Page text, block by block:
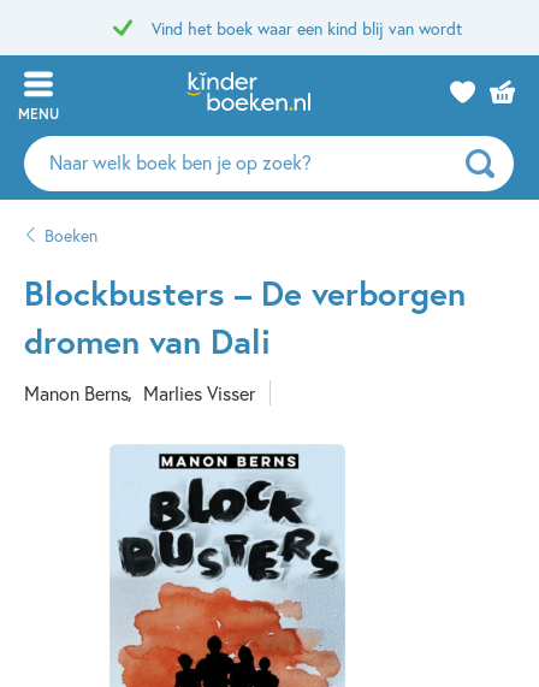
Vind het boek waar een kind blij van wordt
MENU
Zoeken
naar
auteurs
uitgevers
Boeken
Blockbusters – De verborgen
dromen van Dali
Manon Berns Marlies Visser